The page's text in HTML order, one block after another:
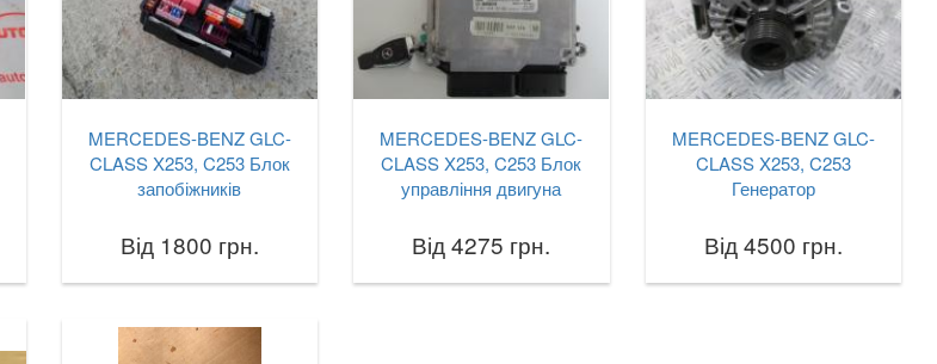
MERCEDES-BENZ GLC-
CLASS X253, C253 Блок
запобіжників
Від 1800 грн.
MERCEDES-BENZ GLC-
CLASS X253, C253 Блок
управління двигуна
Від 4275 грн.
MERCEDES-BENZ GLC-
CLASS X253, C253
Генератор
Від 4500 грн.